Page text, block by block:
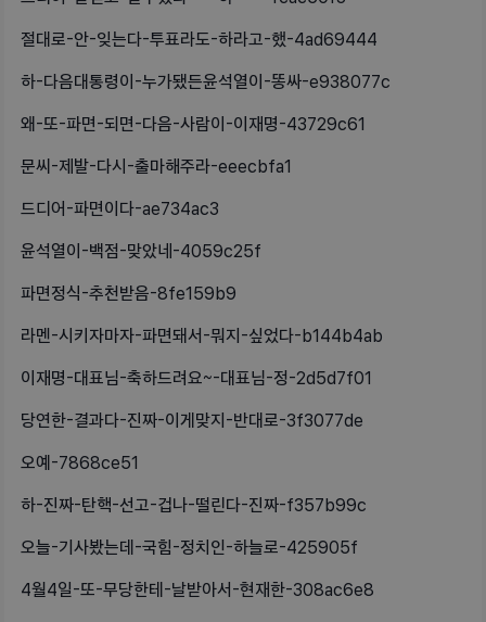
절대로-안-잊는다-투표라도-하라고-했-4ad69444
하-다음대통령이-누가됐든윤석열이-똥싸-e938077c
왜-또-파면-되면-다음-사람이-이재명-43729c61
문씨-제발-다시-출마해주라-eeecbfa1
드디어-파면이다-ae734ac3
윤석열이-백점-맞았네-4059c25f
파면정식-추천받음-8fe159b9
라멘-시키자마자-파면돼서-뭐지-싶었다-b144b4ab
이재명-대표님-축하드려요~-대표님-정-2d5d7f01
당연한-결과다-진짜-이게맞지-반대로-3f3077de
오예-7868ce51
하-진짜-탄핵-선고-겁나-떨린다-진짜-f357b99c
오늘-기사봤는데-국힘-정치인-하늘로-425905f
4월4일-또-무당한테-날받아서-현재한-308ac6e8